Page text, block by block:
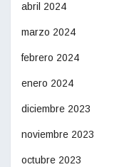
abril 2024
marzo 2024
febrero 2024
enero 2024
diciembre 2023
noviembre 2023
octubre 2023